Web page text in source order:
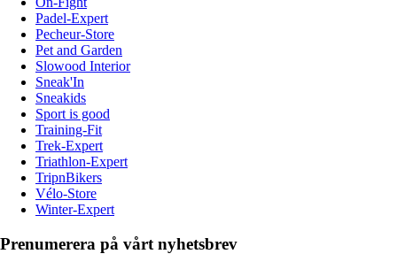
Padel-Expert
Pecheur-Store
Pet and Garden
Slowood Interior
Sneak'In
Sneakids
Sport is good
Training-Fit
Trek-Expert
Triathlon-Expert
TripnBikers
Vélo-Store
Winter-Expert
Prenumerera på vårt nyhetsbrev